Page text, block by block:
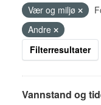
Vær og miljø
Andre
Filterresultater
Vannstand og